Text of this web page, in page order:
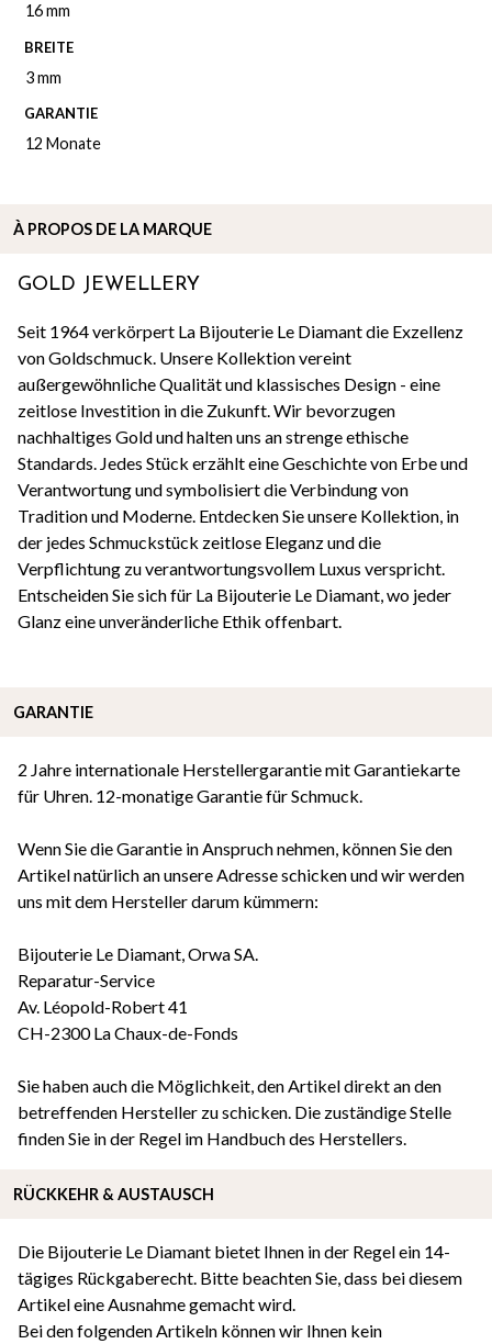
16 mm
BREITE
3 mm
GARANTIE
12 Monate
GOLD JEWELLERY
Seit 1964 verkörpert La Bijouterie Le Diamant die Exzellenz
von Goldschmuck. Unsere Kollektion vereint
außergewöhnliche Qualität und klassisches Design - eine
zeitlose Investition in die Zukunft. Wir bevorzugen
nachhaltiges Gold und halten uns an strenge ethische
Standards. Jedes Stück erzählt eine Geschichte von Erbe und
Verantwortung und symbolisiert die Verbindung von
Tradition und Moderne. Entdecken Sie unsere Kollektion, in
der jedes Schmuckstück zeitlose Eleganz und die
Verpflichtung zu verantwortungsvollem Luxus verspricht.
Entscheiden Sie sich für La Bijouterie Le Diamant, wo jeder
Glanz eine unveränderliche Ethik offenbart.
2 Jahre internationale Herstellergarantie mit Garantiekarte
für Uhren. 12-monatige Garantie für Schmuck.
Wenn Sie die Garantie in Anspruch nehmen, können Sie den
Artikel natürlich an unsere Adresse schicken und wir werden
uns mit dem Hersteller darum kümmern:
Bijouterie Le Diamant, Orwa SA.
Reparatur-Service
Av. Léopold-Robert 41
CH-2300 La Chaux-de-Fonds
Sie haben auch die Möglichkeit, den Artikel direkt an den
betreffenden Hersteller zu schicken. Die zuständige Stelle
finden Sie in der Regel im Handbuch des Herstellers.
Die Bijouterie Le Diamant bietet Ihnen in der Regel ein 14-
tägiges Rückgaberecht. Bitte beachten Sie, dass bei diesem
Artikel eine Ausnahme gemacht wird.
Bei den folgenden Artikeln können wir Ihnen kein
À PROPOS DE LA MARQUE
GARANTIE
RÜCKKEHR & AUSTAUSCH